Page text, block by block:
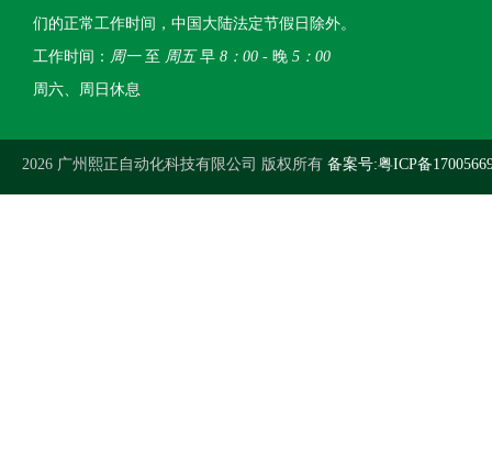
们的正常工作时间，中国大陆法定节假日除外。
工作时间： 周一至 周五早 8：00 - 晚 5：00
周六、周日休息
2026 广州熙正自动化科技有限公司 版权所有 备案号:粤ICP备